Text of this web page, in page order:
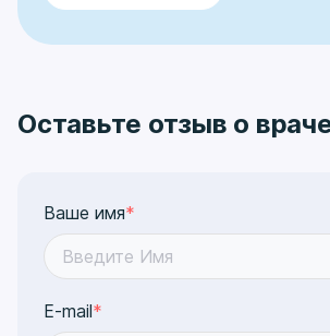
Оставьте отзыв о
Ваше имя*
E-mail*